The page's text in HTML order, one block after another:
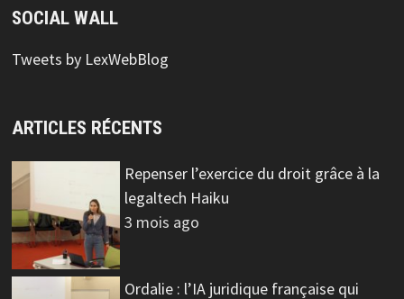
SOCIAL WALL
Tweets by LexWebBlog
ARTICLES RÉCENTS
Repenser l’exercice du droit grâce à la
legaltech Haiku
3 mois ago
Ordalie : l’IA juridique française qui